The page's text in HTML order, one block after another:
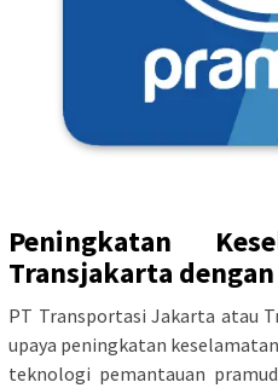
Peningkatan
Transjakarta
PT Transportasi Jakarta atau
upaya peningkatan
teknologi pemantauan